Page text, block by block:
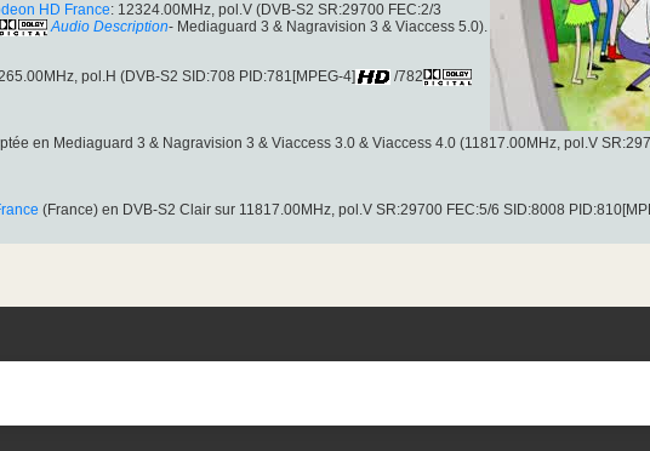
HD France: 12324.00MHz, pol.V (DVB-S2 SR:29700 FEC:2/3
Audio Description- Mediaguard 3 & Nagravision 3 & Viaccess 5.0).
pol.H (DVB-S2 SID:708 PID:781[MPEG-4]
/782
en Mediaguard 3 & Nagravision 3 & Viaccess 3.0 & Viaccess 4.0 (11817.00MHz, pol.V
(France) en DVB-S2 Clair sur 11817.00MHz, pol.V SR:29700 FEC:5/6 SID:8008